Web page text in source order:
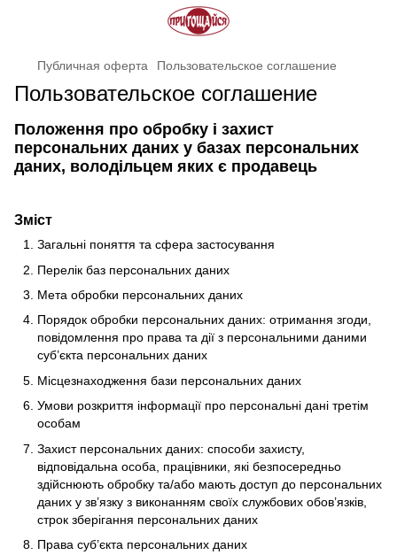
Публичная оферта Пользовательское соглашение
Пользовательское соглашение
Положення про обробку і захист
персональних даних у базах персональних
даних, володільцем яких є продавець
Зміст
Загальні поняття та сфера застосування
Перелік баз персональних даних
Мета обробки персональних даних
Порядок обробки персональних даних: отримання згоди,
повідомлення про права та дії з персональними даними
суб’єкта персональних даних
Місцезнаходження бази персональних даних
Умови розкриття інформації про персональні дані третім
особам
Захист персональних даних: способи захисту,
відповідальна особа, працівники, які безпосередньо
здійснюють обробку та/або мають доступ до персональних
даних у зв’язку з виконанням своїх службових обов’язків,
строк зберігання персональних даних
Права суб’єкта персональних даних